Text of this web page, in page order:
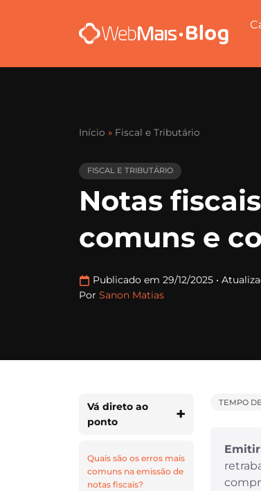
Início » Fiscal e Tributário
FISCAL E TRIBUTÁRIO
Notas
comuns e
Publicado em 29/12/2025 •
Por Sanon Matias
Vá direto ao
ponto
Quais são os erros mais
comuns na emissão de
notas fiscais?
TEMPO